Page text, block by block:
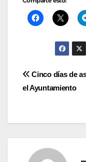
de
Cinco días de
el Ayuntamiento